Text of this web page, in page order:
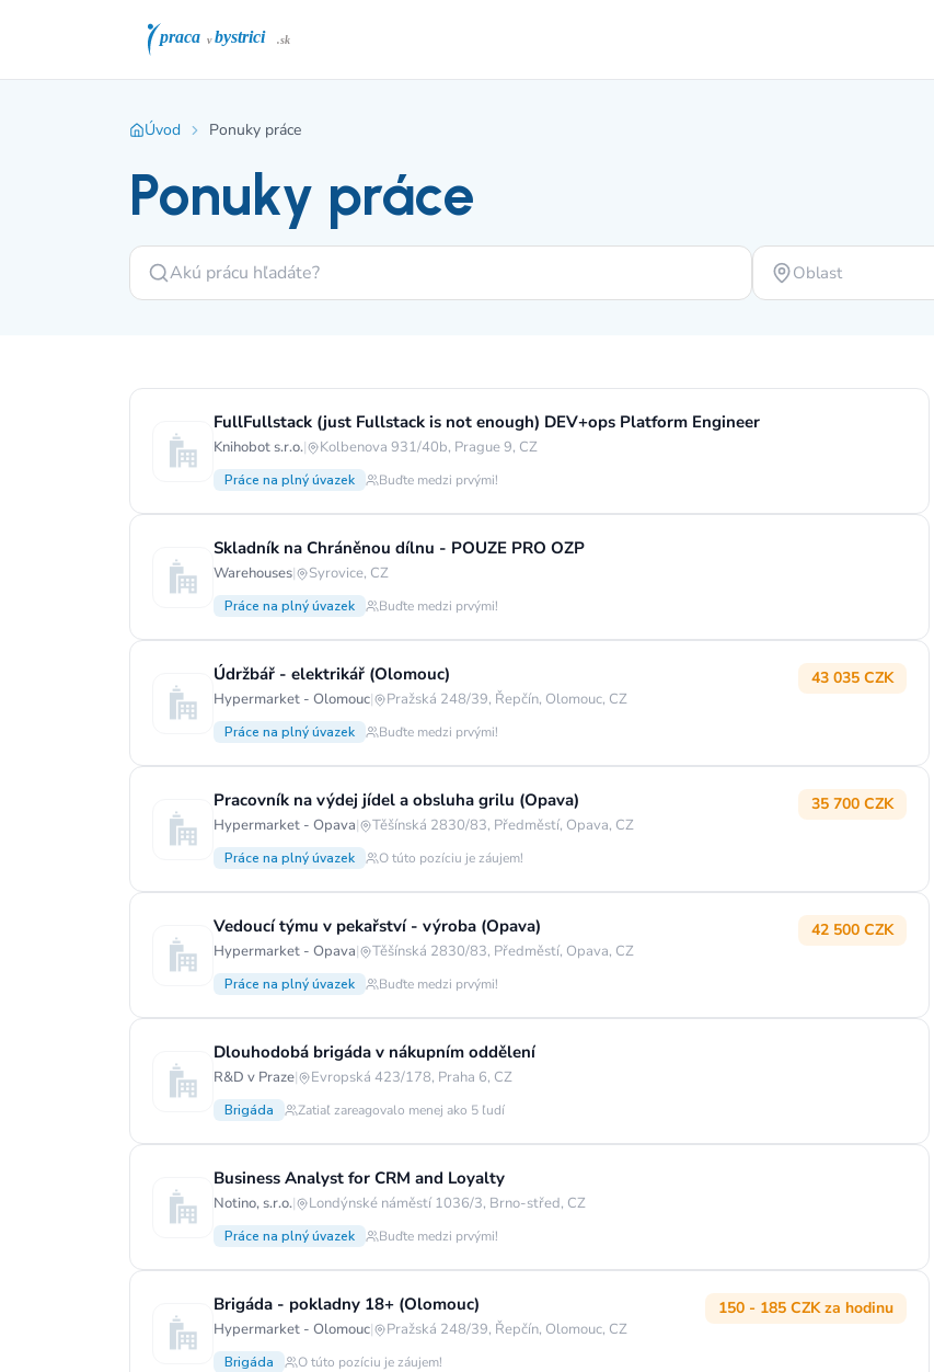
Úvod Ponuky práce
Ponuky práce
Oblast
FullFullstack (just Fullstack is not enough) DEV+ops Platform Engineer
Knihobot s.r.o.| Kolbenova 931/40b, Prague 9, CZ
Práce na plný úvazek Buďte medzi prvými!
Skladník na Chráněnou dílnu - POUZE PRO OZP
Warehouses| Syrovice, CZ
Práce na plný úvazek Buďte medzi prvými!
Údržbář - elektrikář (Olomouc)
Hypermarket - Olomouc| Pražská 248/39, Řepčín, Olomouc, CZ
43 035 CZK
Práce na plný úvazek Buďte medzi prvými!
Pracovník na výdej jídel a obsluha grilu (Opava)
Hypermarket - Opava| Těšínská 2830/83, Předměstí, Opava, CZ
35 700 CZK
Práce na plný úvazek O túto pozíciu je záujem!
Vedoucí týmu v pekařství - výroba (Opava)
Hypermarket - Opava| Těšínská 2830/83, Předměstí, Opava, CZ
42 500 CZK
Práce na plný úvazek Buďte medzi prvými!
Dlouhodobá brigáda v nákupním oddělení
R&D v Praze| Evropská 423/178, Praha 6, CZ
Brigáda Zatiaľ zareagovalo menej ako 5 ľudí
Business Analyst for CRM and Loyalty
Notino, s.r.o.| Londýnské náměstí 1036/3, Brno-střed, CZ
Práce na plný úvazek Buďte medzi prvými!
Brigáda - pokladny 18+ (Olomouc)
Hypermarket - Olomouc| Pražská 248/39, Řepčín, Olomouc, CZ
150 - 185 CZK za hodinu
Brigáda O túto pozíciu je záujem!